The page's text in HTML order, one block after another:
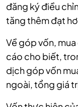
đăng ký điều
tăng thêm đạt
Về góp vốn,
cáo cho biết,
dịch góp vốn
ngoài, tổng giá